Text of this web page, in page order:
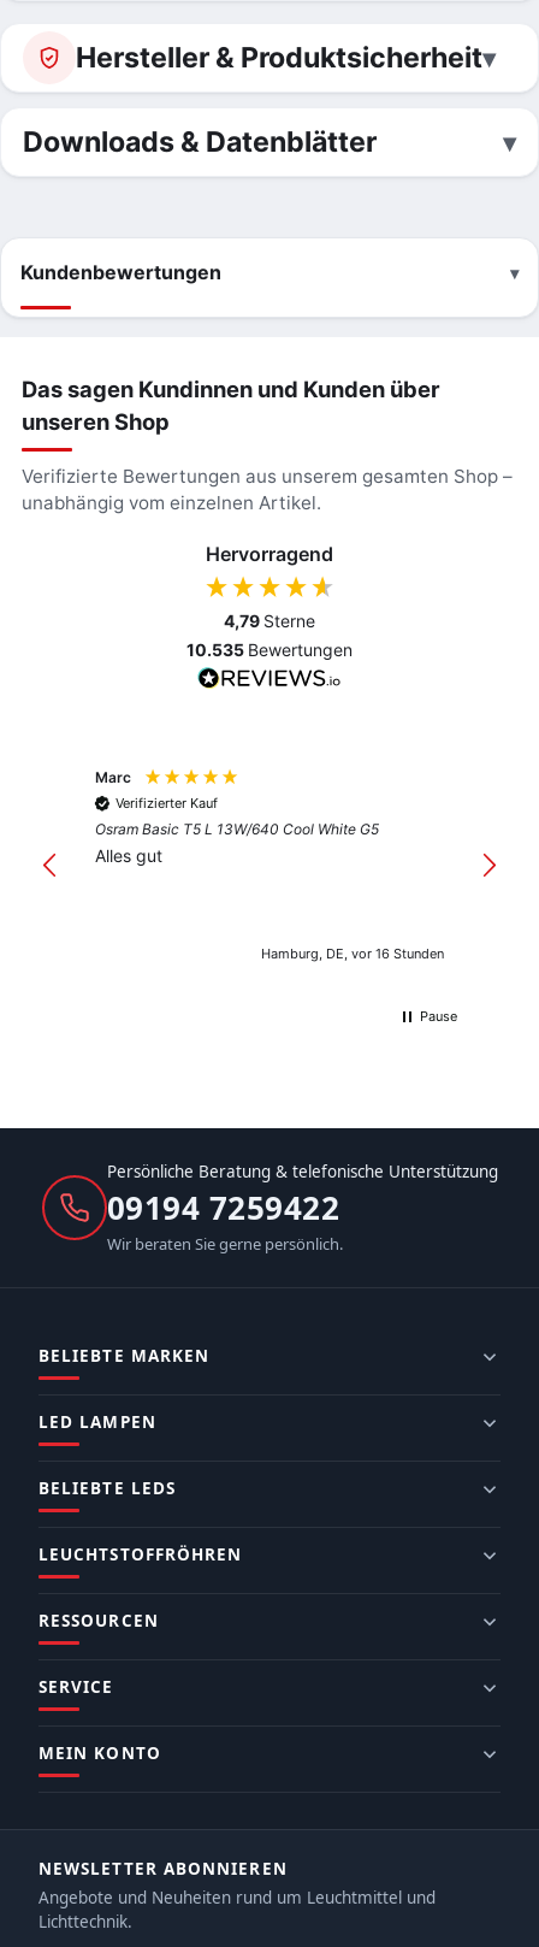
Hersteller & Produktsicherheit
Downloads & Datenblätter
Kundenbewertungen
Das sagen Kundinnen und Kunden über
unseren Shop
Verifizierte Bewertungen aus unserem gesamten Shop –
unabhängig vom einzelnen Artikel.
Hervorragend
4,79 Sterne
10.535 Bewertungen
Marc
Verifizierter Kauf
Osram Basic T5 L 13W/640 Cool White G5
Alles gut
Hamburg, DE, vor 16 Stunden
Pause
Persönliche Beratung & telefonische Unterstützung
09194 7259422
Wir beraten Sie gerne persönlich.
BELIEBTE MARKEN
LED LAMPEN
BELIEBTE LEDS
LEUCHTSTOFFRÖHREN
RESSOURCEN
SERVICE
MEIN KONTO
NEWSLETTER ABONNIEREN
Angebote und Neuheiten rund um Leuchtmittel und
Lichttechnik.